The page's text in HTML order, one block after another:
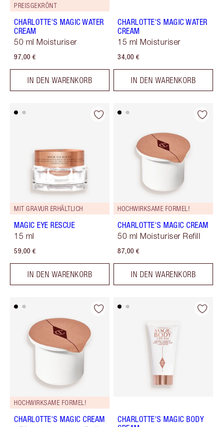
PREISGEKRÖNT
CHARLOTTE'S MAGIC WATER
CREAM
50 ml Moisturiser
97,00 €
IN DEN WARENKORB
CHARLOTTE'S MAGIC WATER
CREAM
15 ml Moisturiser
34,00 €
IN DEN WARENKORB
MIT GRAVUR ERHÄLTLICH
MAGIC EYE RESCUE
15 ml
59,00 €
IN DEN WARENKORB
HOCHWIRKSAME FORMEL!
CHARLOTTE'S MAGIC CREAM
50 ml Moisturiser Refill
87,00 €
IN DEN WARENKORB
HOCHWIRKSAME FORMEL!
CHARLOTTE'S MAGIC CREAM
CHARLOTTE'S MAGIC BODY